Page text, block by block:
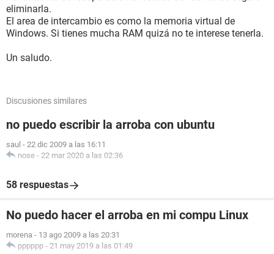
eliminarla.
El area de intercambio es como la memoria virtual de
Windows. Si tienes mucha RAM quizá no te interese tenerla.
Un saludo.
Discusiones similares
no puedo escribir la arroba con ubuntu
saul - 22 dic 2009 a las 16:11
nose - 22 mar 2020 a las 02:36
58 respuestas
No puedo hacer el arroba en mi compu Linux
morena - 13 ago 2009 a las 20:31
pppppp - 21 may 2019 a las 01:49